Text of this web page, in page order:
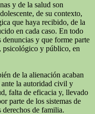
y de la salud son
de su contexto,
que haya recibido, de la
en cada caso. En todo
denuncias y que forme parte
psicológico y público, en
de la alienación acaban
ante la autoridad civil y
falta de eficacia y, llevado
parte de los sistemas de
de familia.